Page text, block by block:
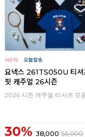
요넥스 261TS050U 티셔
핏 캐주얼 26시즌
2026 시즌 캐주얼 티셔츠 모
30% 38,000 55,000